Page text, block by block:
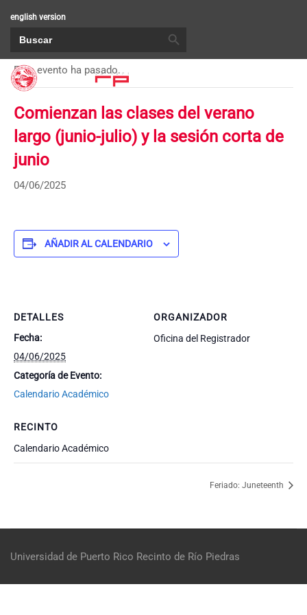
english version
« Todos los Eventos
Este evento ha pasado.
Comienzan las clases del verano
largo (junio-julio) y la sesión corta de
junio
04/06/2025
AÑADIR AL CALENDARIO
DETALLES
Fecha:
04/06/2025
Categoría de Evento:
Calendario Académico
RECINTO
Calendario Académico
ORGANIZADOR
Oficina del Registrador
Feriado: Juneteenth
Universidad de Puerto Rico Recinto de Río Piedras